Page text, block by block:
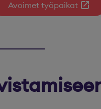
Avoimet työpaikat